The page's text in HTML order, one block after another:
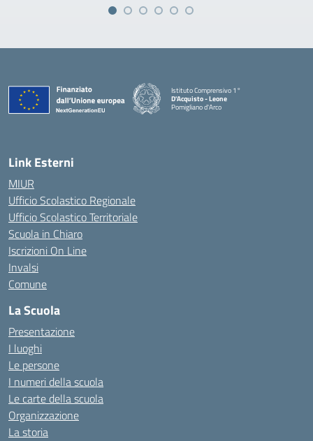
Istituto Comprensivo 1°
D'Acquisto - Leone
Pomigliano d'Arco
— Visita la pagina iniziale della scuola
Link Esterni
MIUR
Ufficio Scolastico Regionale
Ufficio Scolastico Territoriale
Scuola in Chiaro
Iscrizioni On Line
Invalsi
Comune
La Scuola
Presentazione
I luoghi
Le persone
I numeri della scuola
Le carte della scuola
Organizzazione
La storia